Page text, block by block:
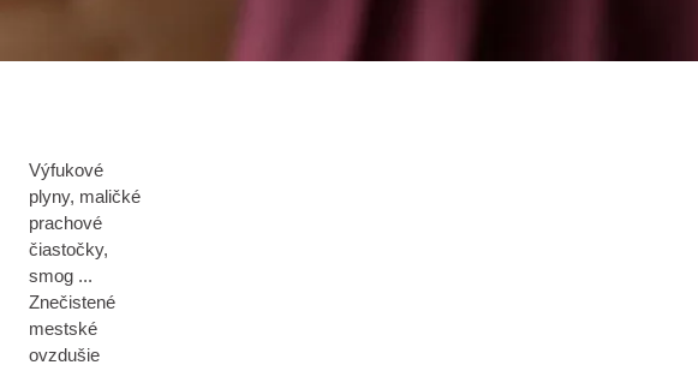
Výfukové
plyny, maličké
prachové
čiastočky,
smog ...
Znečistené
mestské
ovzdušie